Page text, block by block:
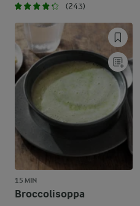
(243)
15 MIN
Broccolisoppa